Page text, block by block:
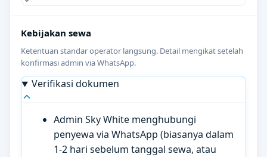
Kebijakan sewa
Ketentuan standar operator langsung. Detail mengikat setelah
konfirmasi admin via WhatsApp.
Verifikasi dokumen
Admin Sky White menghubungi
penyewa via WhatsApp (biasanya dalam
1-2 hari sebelum tanggal sewa, atau